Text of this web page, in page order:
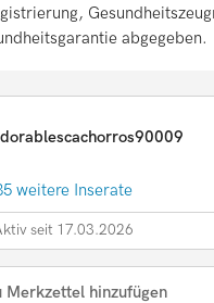
abgegeben.
weitere Inserate
seit 17.03.2026
Merkzettel hinzufügen